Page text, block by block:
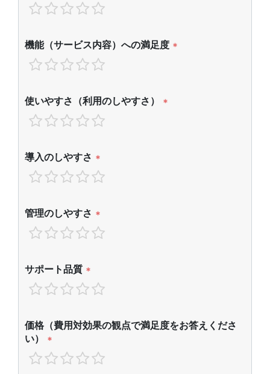
機能（サービス内容）への満足度 *
使いやすさ（利用のしやすさ） *
導入のしやすさ *
管理のしやすさ *
サポート品質 *
価格（費用対効果の観点で満足度をお答えくださ
い）
*